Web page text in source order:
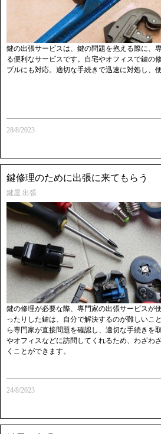
鍵の出張サービスは、鍵の問題を抱える際に、
る便利なサービスです。自宅やオフィスで鍵の
ブルにも対応。適切な手続きで迅速に対処し、
28/8/2023
鍵修理のために出張に来てもらう
鍵屋 出張
鍵の修理が必要な際、専門家の出張サービスが
ったりした鍵は、自分で解決するのが難しいこ
ら専門家が直接問題を確認し、適切な手続きを
やオフィスなどに訪問してくれるため、わざわ
くことができます。
24/8/2023